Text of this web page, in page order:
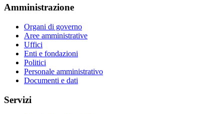
Amministrazione
Organi di governo
Aree amministrative
Uffici
Enti e fondazioni
Politici
Personale amministrativo
Documenti e dati
Servizi